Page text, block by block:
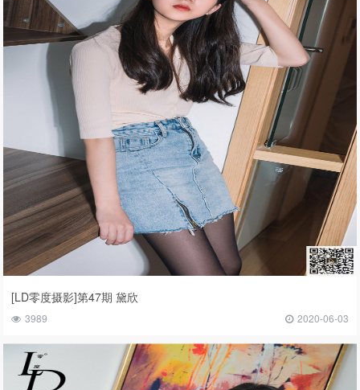
[LD零度摄影]第47期 黛欣
3989 2020-06-03